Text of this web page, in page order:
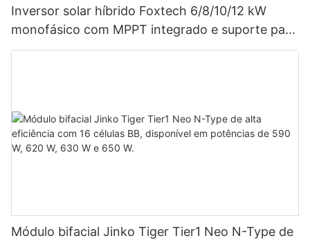
Inversor solar híbrido Foxtech 6/8/10/12 kW
monofásico com MPPT integrado e suporte para
até 9 unidades em paralelo para sistemas
Módulo bifacial Jinko Tiger Tier1 Neo N-Type de